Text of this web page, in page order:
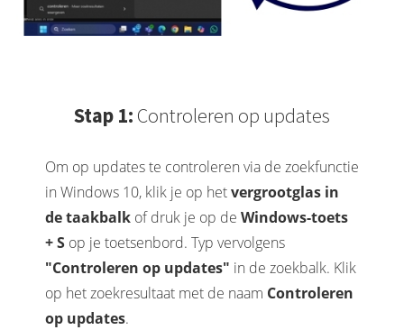
Stap 1: Controleren op updates
Om op updates te controleren via de zoekfunctie
in Windows 10, klik je op hetvergrootglas in
de taakbalk of druk je op de Windows-toets
+ S op je toetsenbord. Typ vervolgens
"Controleren op updates" in de zoekbalk. Klik
op het zoekresultaat met de naam Controleren
op updates.